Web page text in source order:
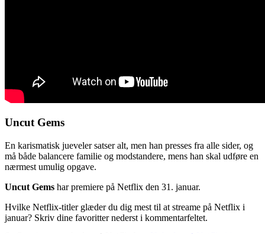
Uncut Gems
En karismatisk jueveler satser alt, men han presses fra alle sider, og
må både balancere familie og modstandere, mens han skal udføre en
nærmest umulig opgave.
Uncut Gems har premiere på Netflix den 31. januar.
Hvilke Netflix-titler glæder du dig mest til at streame på Netflix i
januar? Skriv dine favoritter nederst i kommentarfeltet.